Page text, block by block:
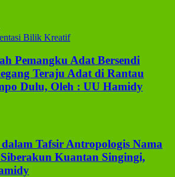
Pemangku Adat Bersendi
Teraju Adat di Rantau
Dulu, Oleh : UU Hamidy
Tafsir Antropologis Nama
Kuantan Singingi,